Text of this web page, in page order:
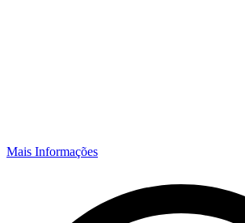
Mais Informações